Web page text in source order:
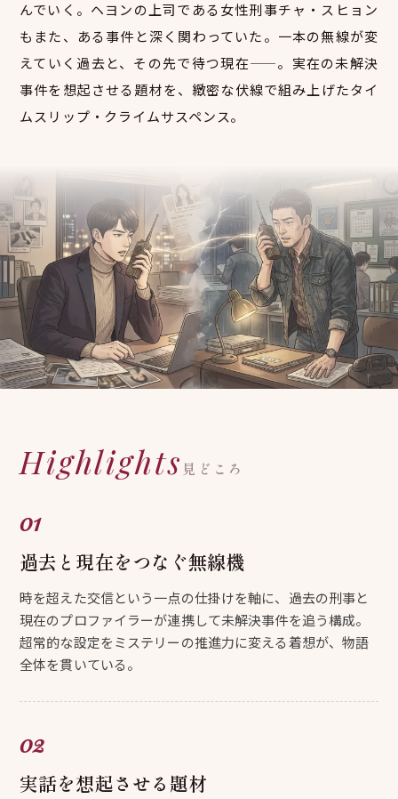
んでいく。ヘヨンの上司である女性刑事チャ・スヒョン
もまた、ある事件と深く関わっていた。一本の無線が変
えていく過去と、その先で待つ現在——。実在の未解決
事件を想起させる題材を、緻密な伏線で組み上げたタイ
ムスリップ・クライムサスペンス。
Highlights 見どころ
過去と現在をつなぐ無線機
時を超えた交信という一点の仕掛けを軸に、過去の刑事と
現在のプロファイラーが連携して未解決事件を追う構成。
超常的な設定をミステリーの推進力に変える着想が、物語
全体を貫いている。
実話を想起させる題材